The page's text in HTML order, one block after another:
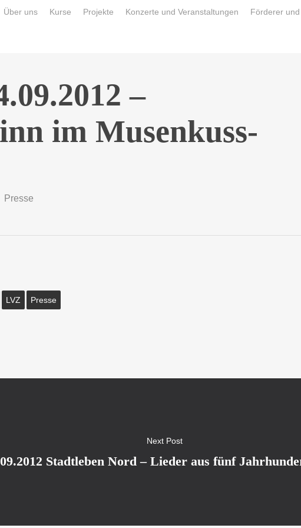
Über uns Kurse Projekte Konzerte und Veranstaltungen Förderer
–
im Musenkuss-
Presse
LVZ Presse
Next Post
Stadtleben Nord – Lieder aus fünf